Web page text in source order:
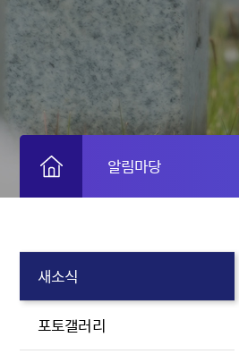
알림마당
새소식
포토갤러리